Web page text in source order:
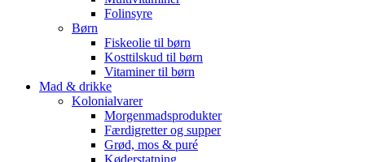
Folinsyre
Børn
Fiskeolie til børn
Kosttilskud til børn
Vitaminer til børn
Mad & drikke
Kolonialvarer
Morgenmadsprodukter
Færdigretter og supper
Grød, mos & puré